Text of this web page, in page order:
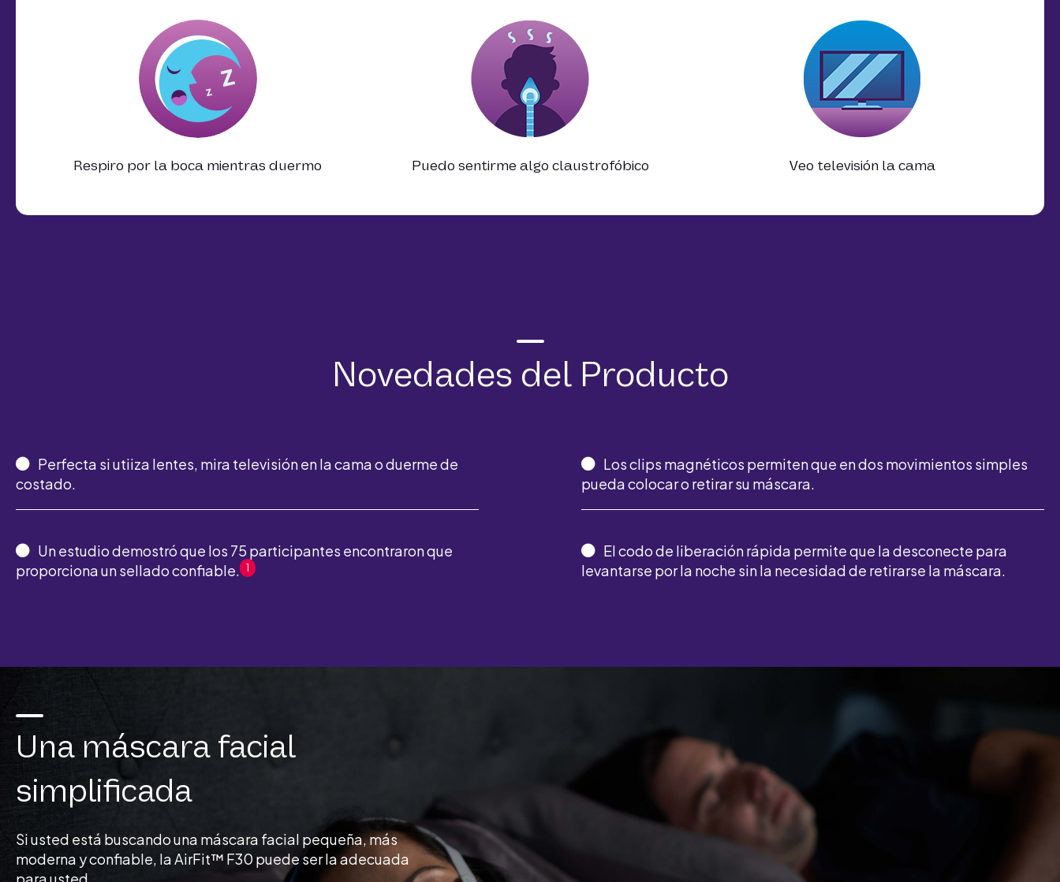
Respiro por la boca mientras duermo Puedo sentirme algo claustrofóbico Veo televisión la cama
Novedades del Producto
Perfecta si utiiza lentes, mira televisión en la cama o duerme de
costado.
Un estudio demostró que los 75 participantes encontraron que
proporciona un sellado confiable. 1
Los clips magnéticos permiten que en dos movimientos simples
pueda colocar o retirar su máscara.
El codo de liberación rápida permite que la desconecte para
levantarse por la noche sin la necesidad de retirarse la máscara.
Una máscara facial
simplificada
Si usted está buscando una máscara facial pequeña, más
moderna y confiable, la AirFit™ F30 puede ser la adecuada